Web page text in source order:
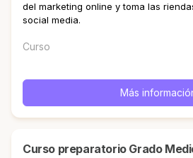
del marketing online y toma las
social media.
Curso
Más
Curso preparatorio Grado Medio en Actividades